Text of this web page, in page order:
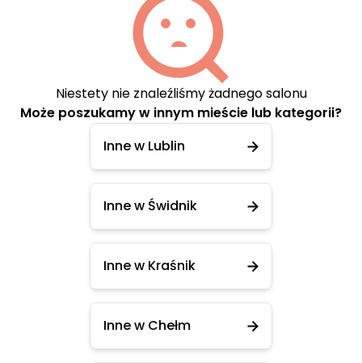
Niestety nie znaleźliśmy żadnego salonu
Może poszukamy w innym mieście lub kategorii?
Inne w Lublin
Inne w Świdnik
Inne w Kraśnik
Inne w Chełm